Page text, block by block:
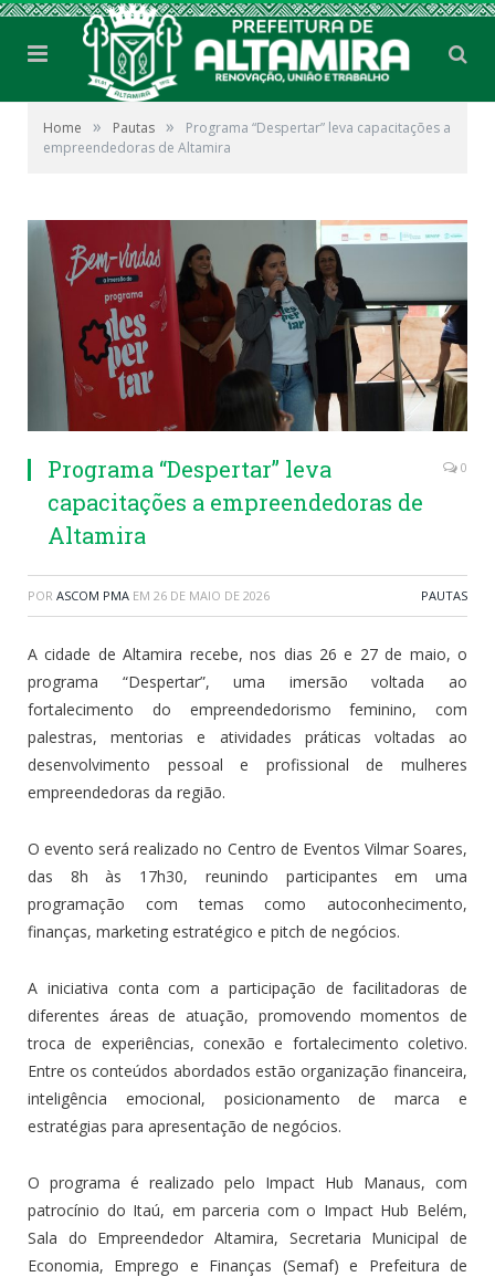
Home » Pautas »
Programa “Despertar” leva capacitações a
empreendedoras de Altamira
Programa “Despertar” leva
capacitações a empreendedoras de
Altamira
0
POR ASCOM PMA EM 26 DE MAIO DE 2026 PAUTAS
A cidade de Altamira recebe, nos dias 26 e 27 de maio, o
programa “Despertar”, uma imersão voltada ao
fortalecimento do empreendedorismo feminino, com
palestras, mentorias e atividades práticas voltadas ao
desenvolvimento pessoal e profissional de mulheres
empreendedoras da região.
O evento será realizado no Centro de Eventos Vilmar Soares,
das 8h às 17h30, reunindo participantes em uma
programação com temas como autoconhecimento,
finanças, marketing estratégico e pitch de negócios.
A iniciativa conta com a participação de facilitadoras de
diferentes áreas de atuação, promovendo momentos de
troca de experiências, conexão e fortalecimento coletivo.
Entre os conteúdos abordados estão organização financeira,
inteligência emocional, posicionamento de marca e
estratégias para apresentação de negócios.
O programa é realizado pelo Impact Hub Manaus, com
patrocínio do Itaú, em parceria com o Impact Hub Belém,
Sala do Empreendedor Altamira, Secretaria Municipal de
Economia, Emprego e Finanças (Semaf) e Prefeitura de